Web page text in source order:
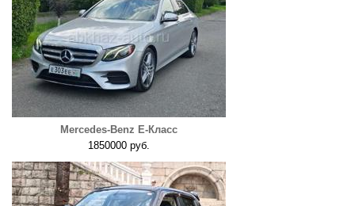
Mercedes-Benz E-Класс
1850000 руб.